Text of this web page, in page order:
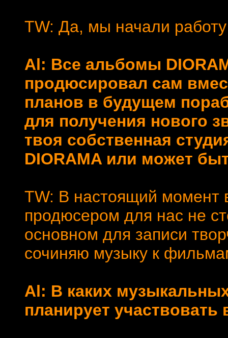
TW: Да, мы начали
Al: Все альбомы
продюсировал сам
планов в будущем
для получения нового
твоя собственная
DIORAMA или может
TW: В настоящий момент
продюсером для нас не
основном для записи
сочиняю музыку к
Al: В каких
планирует участвовать